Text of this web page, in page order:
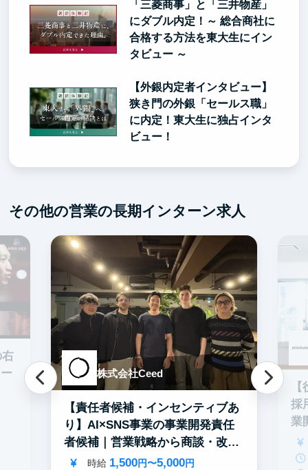
「三菱商事」と「三井物産」
にダブル内定！～ 総合商社に
合格する方法を東大生にイン
タビュー ～
【外銀内定者インタビュー】
狭き門の外銀「セールス職」
に内定！東大生に独占インタ
ビュー！
その他の営業の長期インターン求人
株式会社Ceed
【責任者候補・インセンティブあ
り】AI×SNS事業の事業開発責任
者候補｜営業戦略から商談・改善
まで時給 1,500円〜5,000円
採
業